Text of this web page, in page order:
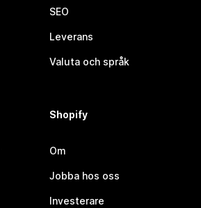
SEO
Leverans
Valuta och språk
Shopify
Om
Jobba hos oss
Investerare